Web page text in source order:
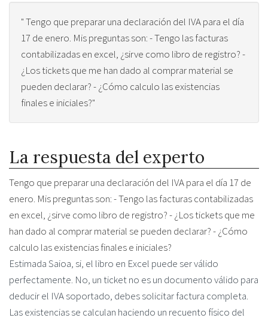
" Tengo que preparar una declaración del IVA para el día
17 de enero. Mis preguntas son: - Tengo las facturas
contabilizadas en excel, ¿sirve como libro de registro? -
¿Los tickets que me han dado al comprar material se
pueden declarar? - ¿Cómo calculo las existencias
finales e iniciales?"
La respuesta del experto
Tengo que preparar una declaración del IVA para el día 17 de
enero. Mis preguntas son: - Tengo las facturas contabilizadas
en excel, ¿sirve como libro de registro? - ¿Los tickets que me
han dado al comprar material se pueden declarar? - ¿Cómo
calculo las existencias finales e iniciales?
Estimada Saioa, si, el libro en Excel puede ser válido
perfectamente. No, un ticket no es un documento válido para
deducir el IVA soportado, debes solicitar factura completa.
Las existencias se calculan haciendo un recuento físico del